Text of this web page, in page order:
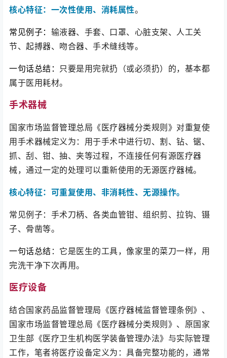
核心特征：一次性使用、消耗属性。
常见例子： 输液器、手套、口罩、心脏支架、人工关
节、起搏器、吻合器、手术缝线等。
一句话总结： 只要是用完就扔（或必须扔）的，基本都
属于医用耗材。
手术器械
国家市场监督管理总局《医疗器械分类规则》对重复使
用手术器械定义为： 用于手术中进行切、割、钻、锯、
抓、刮、钳、抽、夹等过程，不连接任何有源医疗器
械，通过一定的处理可以重新使用的无源医疗器械。
核心特征：可重复使用、非消耗性、无源操作。
常见例子：手术刀柄、各类血管钳、组织剪、拉钩、镊
子、骨凿等。
一句话总结 ：它是医生的工具，像家里的菜刀一样，用
完洗干净下次再用。
医疗设备
结合国家药品监督管理局《医疗器械监督管理条例》、
国家市场监督管理总局《医疗器械分类规则》、原国家
卫生部《医疗卫生机构医学装备管理办法》与实际管理
工作，笔者将医疗设备定义为：具备完整功能的，通常